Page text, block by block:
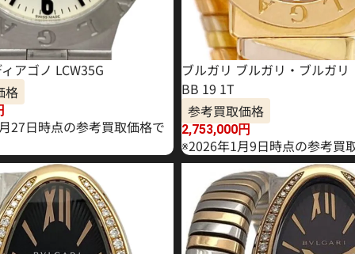
アゴノ LCW35G
格
27日時点の参考買取価格で
ブルガリ ブルガリ・ブルガリ
BB 19 1T
参考買取価格
2,753,000円
※2026年1月9日時点の参考買